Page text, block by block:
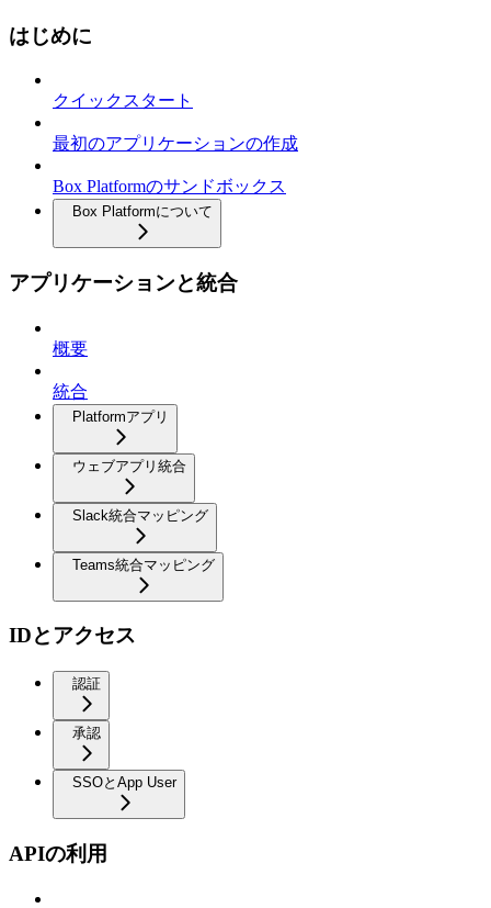
はじめに
クイックスタート
最初のアプリケーションの作成
Box Platformのサンドボックス
Box Platformについて
アプリケーションと統合
概要
統合
Platformアプリ
ウェブアプリ統合
Slack統合マッピング
Teams統合マッピング
IDとアクセス
認証
承認
SSOとApp User
APIの利用